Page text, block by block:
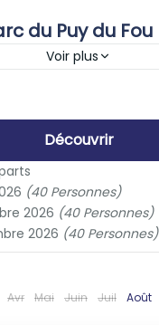
du Puy du Fou
Voir plus
Découvrir
(40 Personnes)
2026 (40 Personnes)
2026 (40 Personnes)
Avr Mai Juin Juil Août